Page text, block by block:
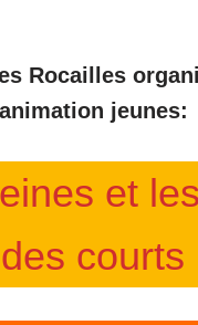
Rocailles
animation jeunes:
et
des courts